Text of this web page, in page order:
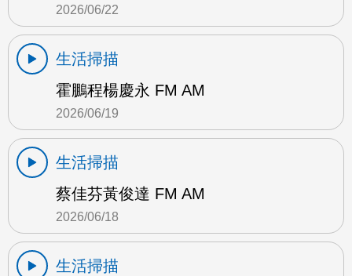
2026/06/22
生活掃描
霍鵬程楊慶永 FM AM
2026/06/19
生活掃描
蔡佳芬黃俊達 FM AM
2026/06/18
生活掃描